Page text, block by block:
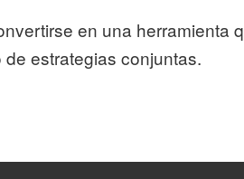
en una herramienta
estrategias conjuntas.